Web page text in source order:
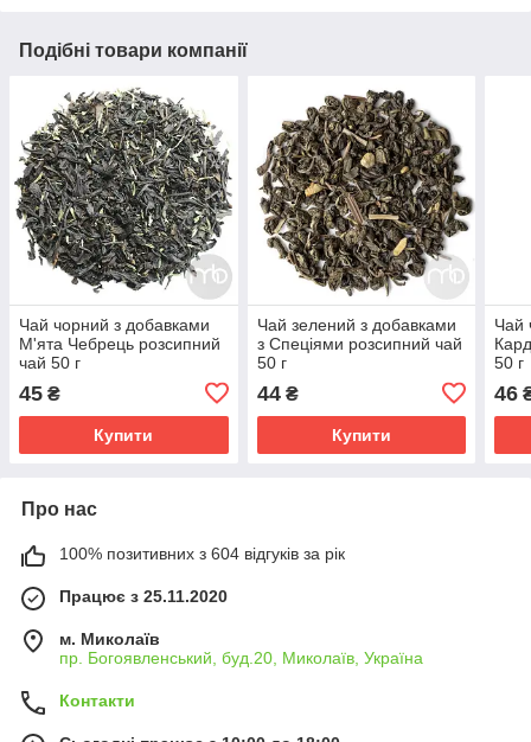
Подібні товари компанії
Чай чорний з добавками
М'ята Чебрець розсипний
чай 50 г
45 ₴
Купити
Чай зелений з добавками
з Спеціями розсипний чай
50 г
44₴
Купити
Чай
50 г
46
Про нас
100% позитивних з 604 відгуків за рік
Працює з 25.11.2020
м. Миколаїв
пр. Богоявленський, буд.20, Миколаїв, Україна
Контакти